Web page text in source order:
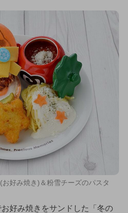
好み焼き)＆粉雪チーズのパスタ
好み焼きをサンドした「冬の